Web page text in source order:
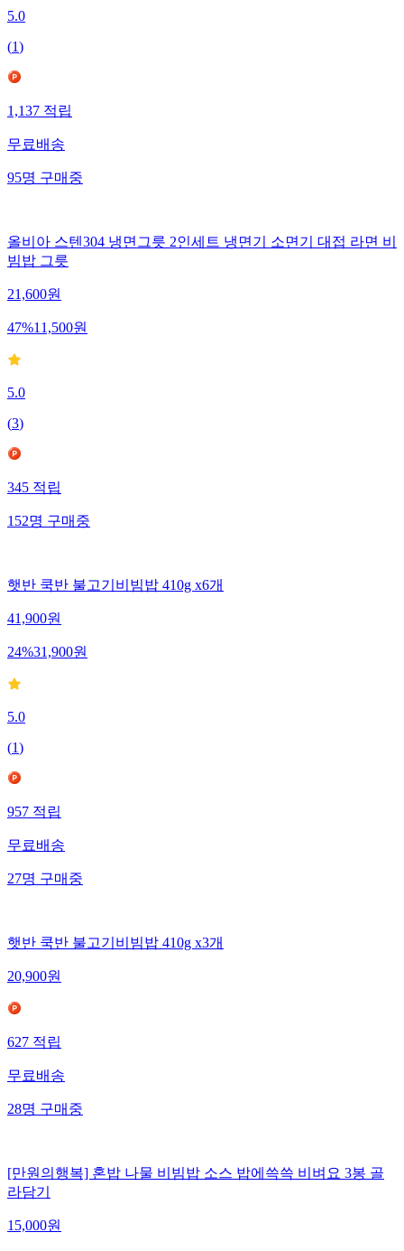
5.0
(1)
1,137적립
무료배송
95명구매중
올비아 스텐304 냉면그릇 2인세트 냉면기 소면기 대접 라면 비
빔밥 그릇
21,600원
47%11,500원
5.0
(3)
345적립
152명구매중
햇반 쿡반 불고기비빔밥 410g x6개
41,900원
24%31,900원
5.0
(1)
957적립
무료배송
27명구매중
햇반 쿡반 불고기비빔밥 410g x3개
20,900원
627적립
무료배송
28명구매중
[만원의행복] 혼밥 나물 비빔밥 소스 밥에쓱쓱 비벼요 3봉 골
라담기
15,000원